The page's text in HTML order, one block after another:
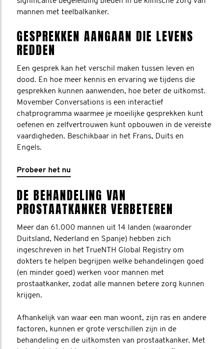
mannen met teelbalkanker.
GESPREKKEN AANGAAN DIE LEVENS
REDDEN
Een gesprek kan het verschil maken tussen leven en
dood. En hoe meer kennis en ervaring we tijdens die
gesprekken kunnen aanwenden, hoe beter de uitkomst.
Movember Conversations is een interactief
chatprogramma waarmee je moeilijke gesprekken kunt
oefenen en zelfvertrouwen kunt opbouwen in de vereiste
vaardigheden. Beschikbaar in het Frans, Duits en
Engels.
Probeer het nu
DE BEHANDELING VAN
PROSTAATKANKER VERBETEREN
Meer dan 61.000 mannen uit 14 landen (waaronder
Duitsland, Nederland en Spanje) hebben zich
ingeschreven in het TrueNTH Global Registry om
dokters te helpen begrijpen welke behandelingen goed
(en minder goed) werken voor mannen met
prostaatkanker, zodat alle mannen betere zorg kunnen
krijgen.
Afhankelijk van waar een man woont, zijn ras en andere
factoren, kunnen er grote verschillen zijn in de
behandeling en de uitkomsten van prostaatkanker. Met